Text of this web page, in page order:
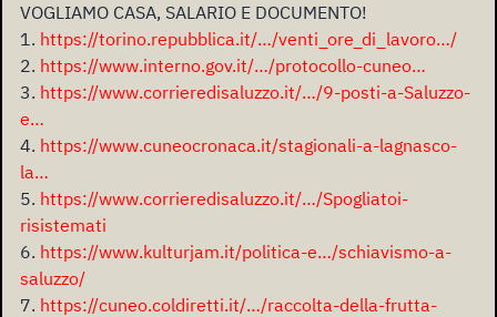
VOGLIAMO CASA, SALARIO E DOCUMENTO!
1. https://torino.repubblica.it/…/venti_ore_di_lavoro…/
2. https://www.interno.gov.it/…/protocollo-cuneo…
3. https://www.corrieredisaluzzo.it/…/9-posti-a-Saluzzo-
e…
4. https://www.cuneocronaca.it/stagionali-a-lagnasco-
la…
5. https://www.corrieredisaluzzo.it/…/Spogliatoi-
risistemati
6. https://www.kulturjam.it/politica-e…/schiavismo-a-
saluzzo/
7. https://cuneo.coldiretti.it/…/raccolta-della-frutta-